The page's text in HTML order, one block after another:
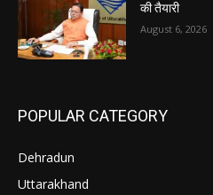
की तैयारी
August 6, 2026
POPULAR CATEGORY
Dehradun
Uttarakhand